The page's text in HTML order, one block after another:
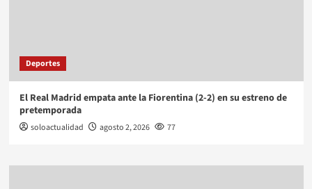
Deportes
El Real Madrid empata ante la Fiorentina (2-2) en su estreno de
pretemporada
soloactualidad agosto 2, 2026 77